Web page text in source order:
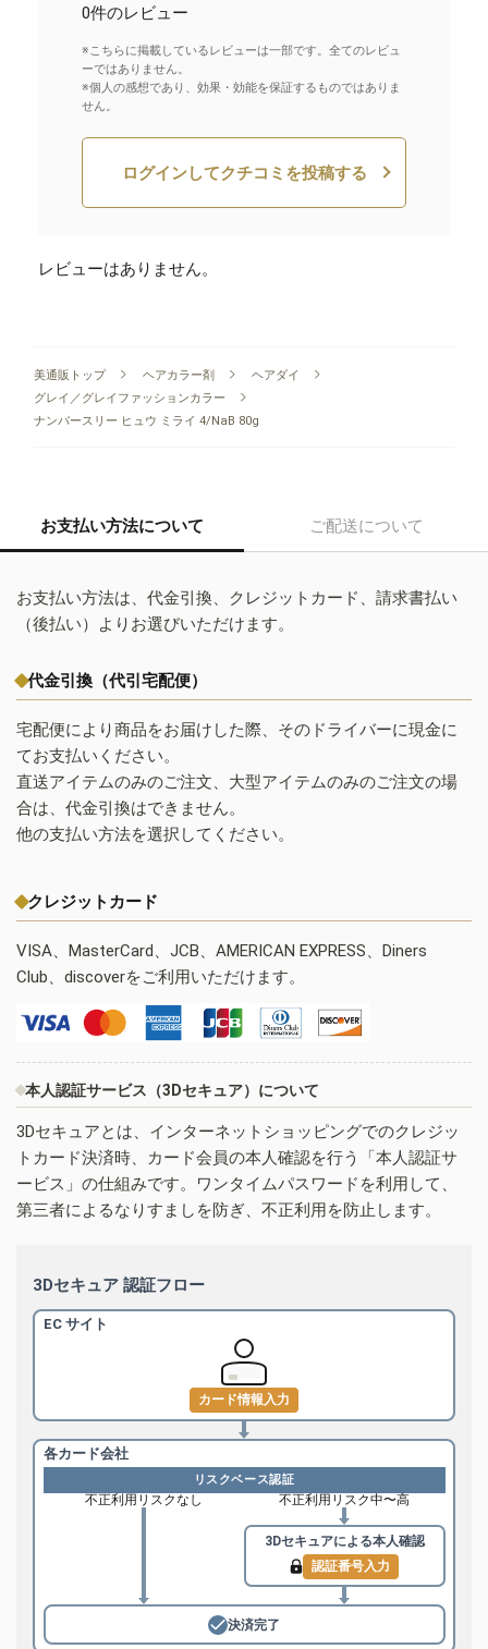
0件のレビュー
※こちらに掲載しているレビューは一部です。全てのレビュ
ーではありません。
※個人の感想であり、効果・効能を保証するものではありま
せん。
ログインしてクチコミを投稿する
レビューはありません。
美通販トップ ヘアカラー剤
ヘアダイ
グレイ／グレイファッションカラー
ナンバースリー ヒュウ ミライ 4/NaB 80g
お支払い方法について ご配送について
お支払い方法は、代金引換、クレジットカード、請求書払い
（後払い）よりお選びいただけます。
代金引換（代引宅配便）
宅配便により商品をお届けした際、そのドライバーに現金に
てお支払いください。
直送アイテムのみのご注文、大型アイテムのみのご注文の場
合は、代金引換はできません。
他の支払い方法を選択してください。
クレジットカード
VISA、MasterCard、JCB、AMERICAN EXPRESS、Diners
Club、discoverをご利用いただけます。
本人認証サービス（3Dセキュア）について
3Dセキュアとは、インターネットショッピングでのクレジッ
トカード決済時、カード会員の本人確認を行う「本人認証サ
ービス」の仕組みです。ワンタイムパスワードを利用して、
第三者によるなりすましを防ぎ、不正利用を防止します。
3Dセキュア 認証フロー
EC サイト
カード情報入力
各カード会社
リスクベース認証
不正利用リスクなし 不正利用リスク中〜高
3Dセキュアによる本人確認
認証番号入力
決済完了